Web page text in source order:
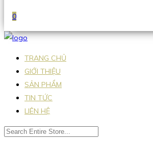
0
TRANG CHỦ
GIỚI THIỆU
SẢN PHẨM
TIN TỨC
LIÊN HỆ